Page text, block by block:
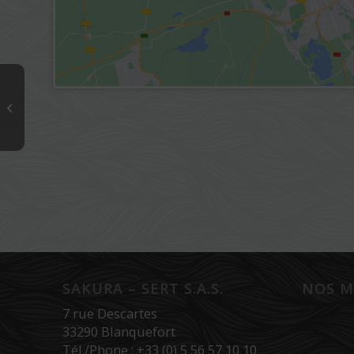
SAKURA – SERT S.A.S.
7 rue Descartes
33290 Blanquefort
Tél./Phone : +33 (0) 5 56 57 10 10
NOS